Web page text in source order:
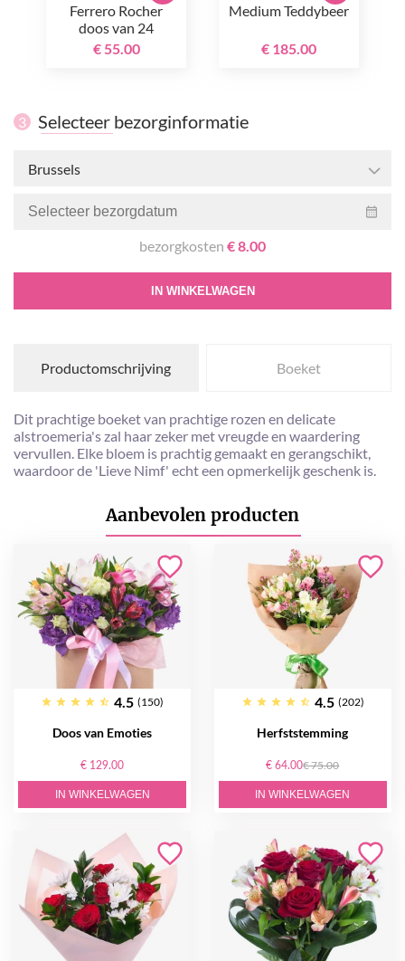
Ferrero Rocher
doos van 24
€ 55.00
Medium Teddybeer
€ 185.00
3 Selecteer bezorginformatie
Brussels
bezorgkosten € 8.00
IN WINKELWAGEN
Productomschrijving Boeket
Dit prachtige boeket van prachtige rozen en delicate
alstroemeria's zal haar zeker met vreugde en waardering
vervullen. Elke bloem is prachtig gemaakt en gerangschikt,
waardoor de 'Lieve Nimf' echt een opmerkelijk geschenk is.
Aanbevolen producten
4.5 (150)
Doos van Emoties
€ 129.00
IN WINKELWAGEN
4.5 (202)
Herfststemming
€ 64.00€ 75.00
IN WINKELWAGEN